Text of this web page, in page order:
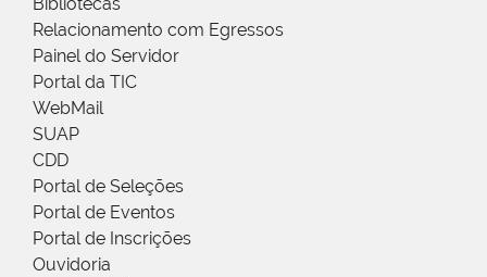
Bibliotecas
Relacionamento com Egressos
Painel do Servidor
Portal da TIC
WebMail
SUAP
CDD
Portal de Seleções
Portal de Eventos
Portal de Inscrições
Ouvidoria